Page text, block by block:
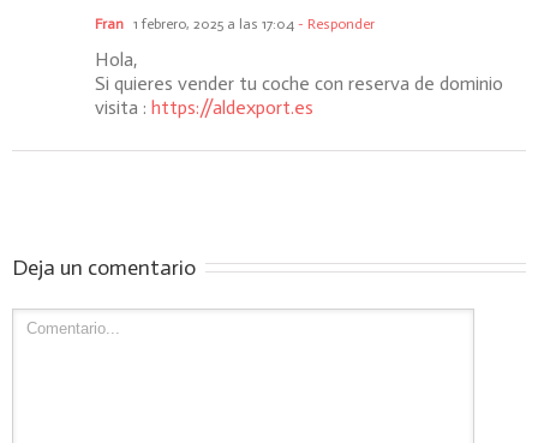
Fran 1 febrero, 2025 a las 17:04 - Responder
Hola,
Si quieres vender tu coche con reserva de dominio
visita : https://aldexport.es
Deja un comentario